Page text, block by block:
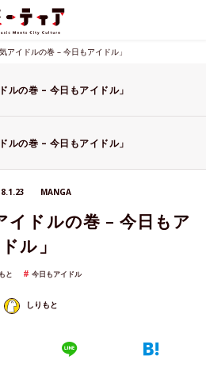
アイドルの巻 – 今日もアイドル」
ルの巻 – 今日もアイドル」
ルの巻 – 今日もアイドル」
MANGA
イドルの巻 – 今日もア
ル」
と 今日もアイドル
しりもと